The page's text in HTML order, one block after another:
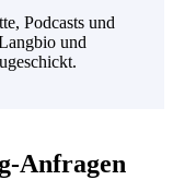
Podcasts und
und
Anfragen